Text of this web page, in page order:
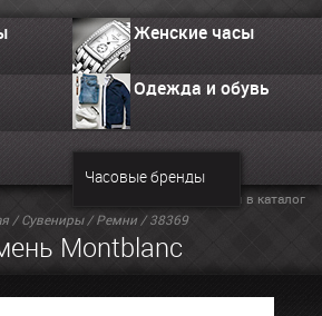
Женские часы
Одежда и обувь
Часовые бренды
/Сувениры/Ремни/ 38369
Montblanc
Вернуться в каталог